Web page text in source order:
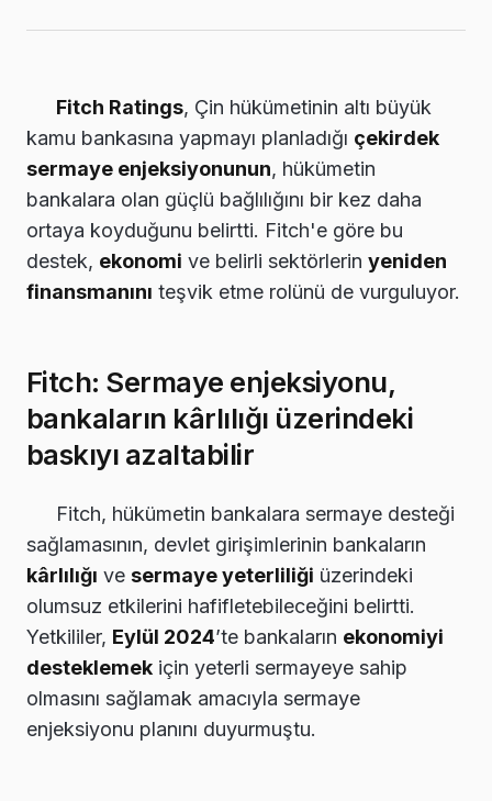
Fitch Ratings, Çin hükümetinin altı büyük
kamu bankasına yapmayı planladığı çekirdek
sermaye enjeksiyonunun, hükümetin
bankalara olan güçlü bağlılığını bir kez daha
ortaya koyduğunu belirtti. Fitch'e göre bu
destek, ekonomi ve belirli sektörlerin yeniden
finansmanını teşvik etme rolünü de vurguluyor.
Fitch: Sermaye enjeksiyonu,
bankaların kârlılığı üzerindeki
baskıyı azaltabilir
Fitch, hükümetin bankalara sermaye desteği
sağlamasının, devlet girişimlerinin bankaların
kârlılığı ve sermaye yeterliliği üzerindeki
olumsuz etkilerini hafifletebileceğini belirtti.
Yetkililer, Eylül 2024’te bankaların ekonomiyi
desteklemek için yeterli sermayeye sahip
olmasını sağlamak amacıyla sermaye
enjeksiyonu planını duyurmuştu.